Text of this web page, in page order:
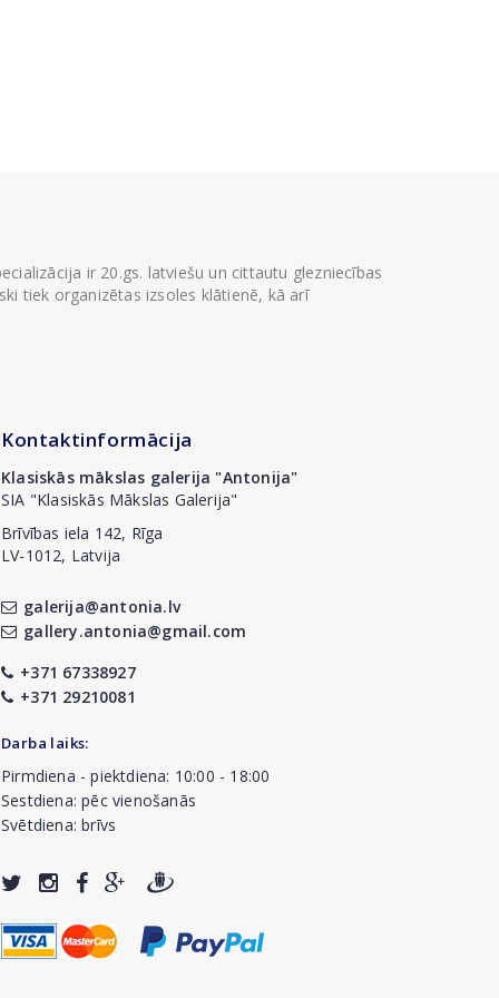
ir 20.gs. latviešu un cittautu glezniecības
tiek organizētas izsoles klātienē, kā arī
Kontaktinformācija
Klasiskās mākslas galerija "Antonija"
SIA "Klasiskās Mākslas Galerija"
Brīvības iela 142, Rīga
LV-1012, Latvija
galerija@antonia.lv
gallery.antonia@gmail.com
+371 67338927
+371 29210081
Darba laiks:
Pirmdiena - piektdiena: 10:00 - 18:00
Sestdiena: pēc vienošanās
Svētdiena: brīvs